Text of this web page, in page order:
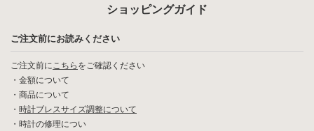
ショッピングガイド
ご注文前にお読みください
ご注文前にこちら をご確認ください
・ 金額について
・ 商品について
・ 時計ブレスサイズ調整について
・ 時計の修理につい